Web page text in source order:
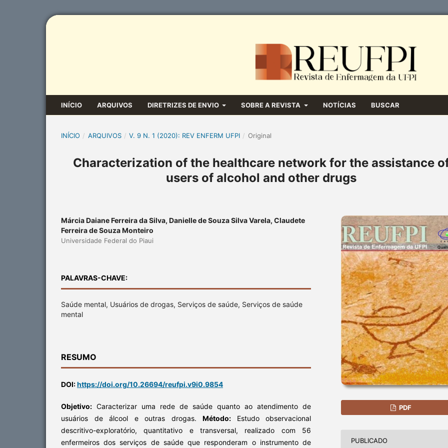
INÍCIO ARQUIVOS DIRETRIZES DE ENVIO SOBRE A REVISTA NOTÍCIAS BUSCAR
INÍCIO / ARQUIVOS / V. 9 N. 1 (2020): REV ENFERM UFPI / Original
Characterization of the healthcare network for the assistance
users of alcohol and other drugs
Márcia Daiane Ferreira da Silva, Danielle de Souza Silva Varela, Claudete
Ferreira de Souza Monteiro
Universidade Federal do Piaui
PALAVRAS-CHAVE:
Saúde mental, Usuários de drogas, Serviços de saúde, Serviços de saúde
mental
RESUMO
DOI:https://doi.org/10.26694/reufpi.v9i0.9854
Objetivo: Caracterizar uma rede de saúde quanto ao atendimento de
usuários de álcool e outras drogas. Método: Estudo observacional
descritivo-exploratório, quantitativo e transversal, realizado com 56
enfermeiros dos serviços de saúde que responderam o instrumento de
PDF
PUBLICADO